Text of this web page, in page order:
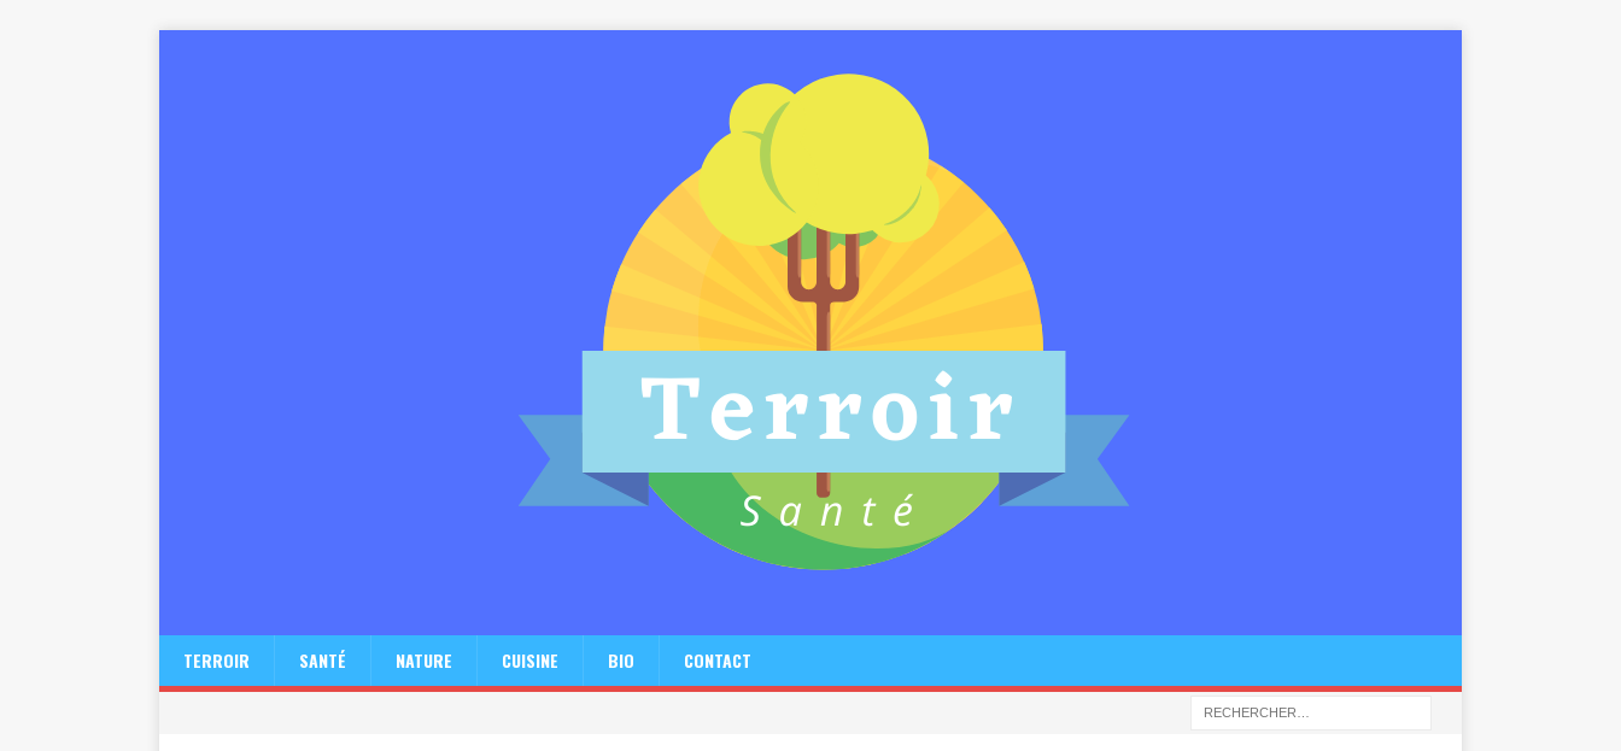
TERROIR SANTÉ NATURE CUISINE BIO CONTACT